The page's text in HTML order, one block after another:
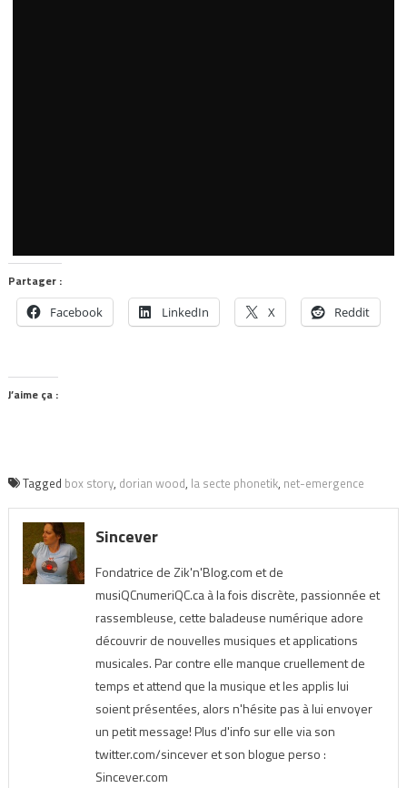
Partager :
Facebook LinkedIn X Reddit
J’aime ça :
Tagged box story, dorian wood, la secte phonetik, net-emergence
Sincever
Fondatrice de Zik'n'Blog.com et de
musiQCnumeriQC.ca à la fois discrète, passionnée et
rassembleuse, cette baladeuse numérique adore
découvrir de nouvelles musiques et applications
musicales. Par contre elle manque cruellement de
temps et attend que la musique et les applis lui
soient présentées, alors n'hésite pas à lui envoyer
un petit message! Plus d'info sur elle via son
twitter.com/sincever et son blogue perso :
Sincever.com